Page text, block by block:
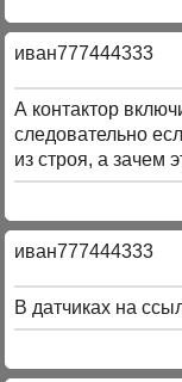
иван777444333
А контактор
следовательно
из строя, а зачем
иван777444333
В датчиках на